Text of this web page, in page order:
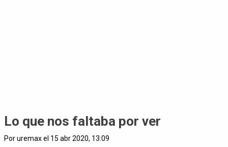
Lo que nos faltaba por ver
Por uremax el 15 abr 2020, 13:09